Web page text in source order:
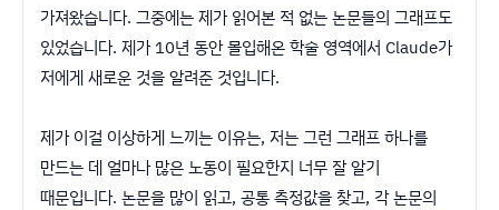
가져왔습니다. 그중에는 제가 읽어본 적 없는 논문들의 그래프도
있었습니다. 제가 10년 동안 몰입해온 학술 영역에서 Claude가
저에게 새로운 것을 알려준 것입니다.
제가 이걸 이상하게 느끼는 이유는, 저는 그런 그래프 하나를
만드는 데 얼마나 많은 노동이 필요한지 너무 잘 알기
때문입니다. 논문을 많이 읽고, 공통 측정값을 찾고, 각 논문의